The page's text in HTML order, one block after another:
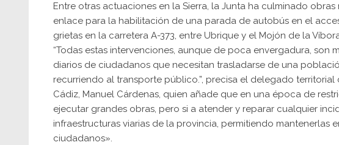
Entre otras actuaciones en la Sierra, la Junta ha culminado
enlace para la habilitación de una parada de autobús en el
grietas en la carretera A-373, entre Ubrique y el Mojón de la
“Todas estas intervenciones, aunque de poca envergadura,
diarios de ciudadanos que necesitan trasladarse de una
recurriendo al transporte público.”, precisa el delegado territorial
Cádiz, Manuel Cárdenas, quien añade que en una época de
ejecutar grandes obras, pero si a atender y reparar cualquier
infraestructuras viarias de la provincia, permitiendo mantenerlas
ciudadanos».